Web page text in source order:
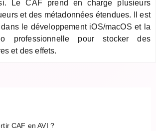
Le CAF prend en charge plusieurs
et des métadonnées étendues. Il est
le développement iOS/macOS et la
professionnelle pour stocker des
et des effets.
CAF en AVI ?